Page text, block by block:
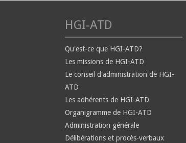
HGI-ATD
Qu'est-ce que HGI-ATD?
Les missions de HGI-ATD
Le conseil d'administration de HGI-
ATD
Les adhérents de HGI-ATD
Organigramme de HGI-ATD
Administration générale
Délibérations et procès-verbaux